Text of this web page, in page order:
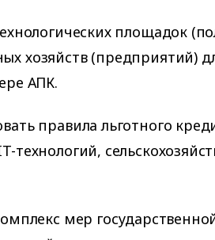
площадок
хозяйств (предприятий)
АПК.
правила льготного
технологий,
мер